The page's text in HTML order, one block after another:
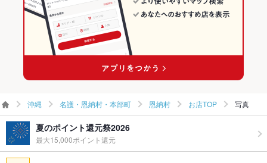
沖縄 名護・恩納村・本部町 恩納村 お店TOP 写真
夏のポイント還元祭2026
最大15,000ポイント還元